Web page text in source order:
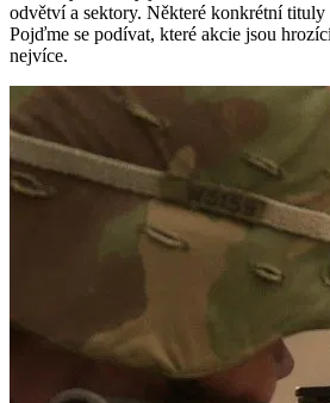
odvětví a sektory. Některé konkrétní
Pojďme se podívat, které akcie jsou
nejvíce.